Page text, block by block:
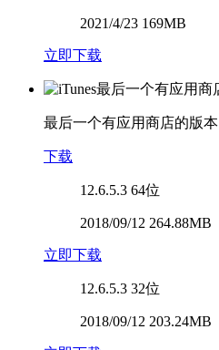
2021/4/23 169MB
立即下载
最后一个有应用商店的版本
下载
12.6.5.3 64位
2018/09/12 264.88MB
立即下载
12.6.5.3 32位
2018/09/12 203.24MB